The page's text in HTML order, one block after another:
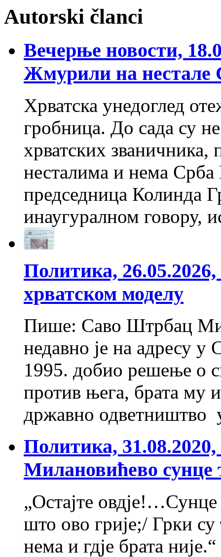
Autorski članci
Вечерње новости,
Жмурили на нестале
Хрватска унедоглед
гробница. До сада су
хрватских званичника,
несталима и нема
председница Колинда
инаугуралном говору,
Политика,
хрватском моделу
Пише: Саво Штрбац
недавно је на адресу у
1995. добио решење о
против њега, брата му
државно одветништво
Политика,
Милановићево сунце
„Остајте овдје!…Сунце
што ово грије;/ Грки су
нема и гдје брата